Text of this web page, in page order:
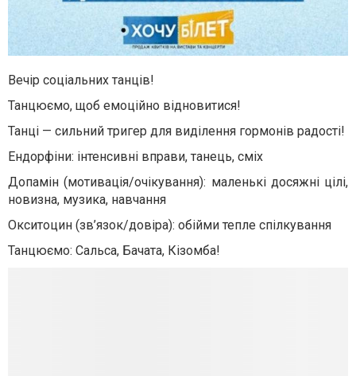
Вечір соціальних танців!
Танцюємо, щоб емоційно відновитися!
Танці — сильний тригер для виділення гормонів радості!
Ендорфіни: інтенсивні вправи, танець, сміх
Допамін (мотивація/очікування): маленькі досяжні цілі,
новизна, музика, навчання
Окситоцин (зв’язок/довіра): обійми тепле спілкування
Танцюємо: Сальса, Бачата, Кізомба!